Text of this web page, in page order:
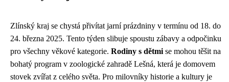
Zlínský kraj se chystá přivítat jarní prázdniny v termínu od 18. do
24. března 2025. Tento týden slibuje spoustu zábavy a odpočinku
pro všechny věkové kategorie. Rodiny s dětmi se mohou těšit na
bohatý program v zoologické zahradě Lešná, která je domovem
stovek zvířat z celého světa. Pro milovníky historie a kultury je